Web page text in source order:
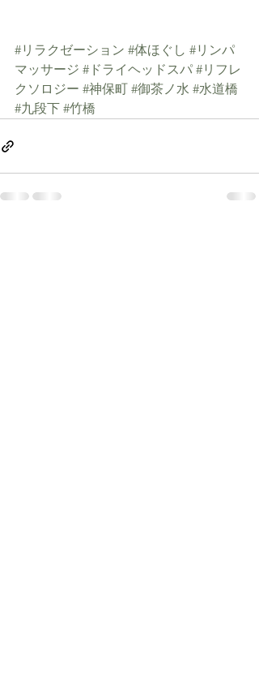
#リラクゼーション #体ほぐし #リンパ
マッサージ #ドライヘッドスパ #リフレ
クソロジー #神保町 #御茶ノ水 #水道橋
#九段下 #竹橋